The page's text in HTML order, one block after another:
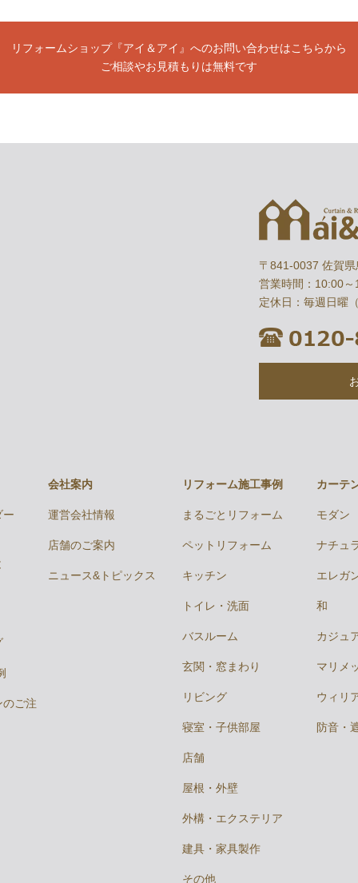
リフォームショップ『アイ＆アイ』へのお問い合わせはこちらから
ご相談やお見積もりは無料です
〒841-0037 佐賀
営業時間：10:00～
定休日：毎週日曜
ー
のご注
会社案内
運営会社情報
店舗のご案内
ニュース&トピックス
リフォーム施工事例
まるごとリフォーム
ペットリフォーム
キッチン
トイレ・洗面
バスルーム
玄関・窓まわり
リビング
寝室・子供部屋
店舗
屋根・外壁
外構・エクステリア
建具・家具製作
その他
カーテ
モダン
ナチュ
エレガ
和
カジュ
マリメ
ウィリ
防音・